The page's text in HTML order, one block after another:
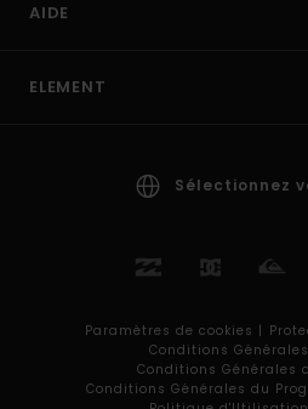
AIDE
ELEMENT
Sélectionnez
Paramètres de cookies |
Conditions
Conditions Générales
Conditions Générales du